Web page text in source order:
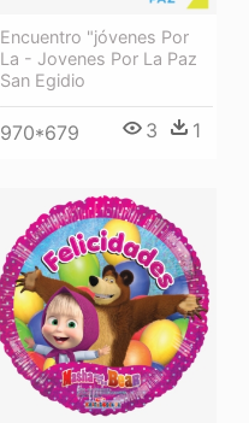
Encuentro "jóvenes Por
La - Jovenes Por La Paz
San Egidio
970*679 3 1